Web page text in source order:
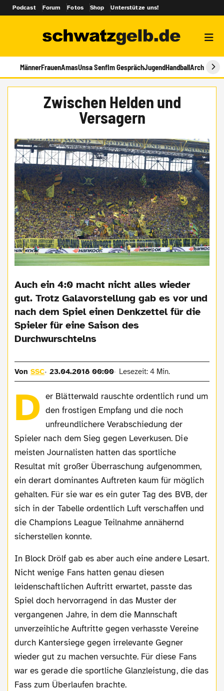
Podcast Forum Fotos Shop Unterstütze uns!
MännerFrauenAmasUnsa SenfIm GesprächJugendHandballArchiv
Zwischen Helden und
Versagern
Auch ein 4:0 macht nicht alles wieder
gut. Trotz Galavorstellung gab es vor und
nach dem Spiel einen Denkzettel für die
Spieler für eine Saison des
Durchwurschtelns
VonSSC 23.04.2018 00:00 Lesezeit: 4 Min.
D er Blätterwald rauschte ordentlich rund um
den frostigen Empfang und die noch
unfreundlichere Verabschiedung der
Spieler nach dem Sieg gegen Leverkusen. Die
meisten Journalisten hatten das sportliche
Resultat mit großer Überraschung aufgenommen,
ein derart dominantes Auftreten kaum für möglich
gehalten. Für sie war es ein guter Tag des BVB, der
sich in der Tabelle ordentlich Luft verschaffen und
die Champions League Teilnahme annähernd
sicherstellen konnte.
In Block Drölf gab es aber auch eine andere Lesart.
Nicht wenige Fans hatten genau diesen
leidenschaftlichen Auftritt erwartet, passte das
Spiel doch hervorragend in das Muster der
vergangenen Jahre, in dem die Mannschaft
unverzeihliche Auftritte gegen verhasste Vereine
durch Kantersiege gegen irrelevante Gegner
wieder gut zu machen versuchte. Für diese Fans
war es gerade die sportliche Glanzleistung, die das
Fass zum Überlaufen brachte.